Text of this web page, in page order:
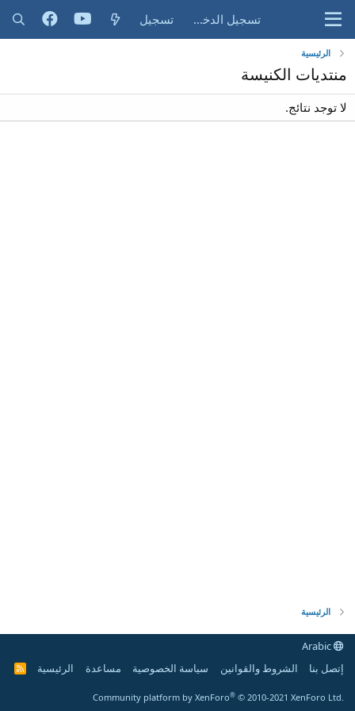
تسجيل الدخول تسجيل
الرئيسية
منتديات الكنيسة
لا توجد نتائج.
الرئيسية
إتصل بنا
الشروط والقوانين سياسة الخصوصية مساعدة الرئيسية
R
Community platform by XenForo® © 2010-2021 XenForo Ltd.